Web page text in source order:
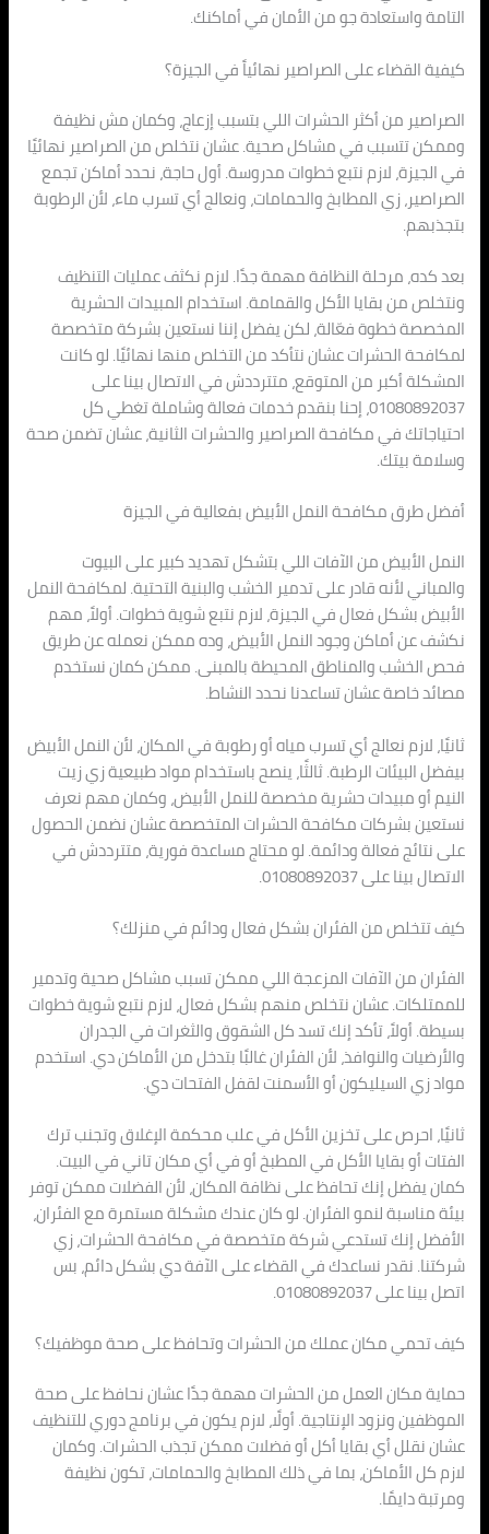
التامة واستعادة جو من الأمان في أماكنك.
كيفية القضاء على الصراصير نهائياً في الجيزة؟
الصراصير من أكثر الحشرات اللي بتسبب إزعاج، وكمان مش نظيفة
وممكن تتسبب في مشاكل صحية. عشان نتخلص من الصراصير نهائيًا
في الجيزة، لازم نتبع خطوات مدروسة. أول حاجة، نحدد أماكن تجمع
الصراصير، زي المطابخ والحمامات، ونعالج أي تسرب ماء، لأن الرطوبة
بتجذبهم.
بعد كده، مرحلة النظافة مهمة جدًا. لازم نكثف عمليات التنظيف
ونتخلص من بقايا الأكل والقمامة. استخدام المبيدات الحشرية
المخصصة خطوة فعّالة، لكن يفضل إننا نستعين بشركة متخصصة
لمكافحة الحشرات عشان نتأكد من التخلص منها نهائيًا. لو كانت
المشكلة أكبر من المتوقع، متترددش في الاتصال بينا على
01080892037، إحنا بنقدم خدمات فعالة وشاملة تغطي كل
احتياجاتك في مكافحة الصراصير والحشرات الثانية، عشان تضمن صحة
وسلامة بيتك.
أفضل طرق مكافحة النمل الأبيض بفعالية في الجيزة
النمل الأبيض من الآفات اللي بتشكل تهديد كبير على البيوت
والمباني لأنه قادر على تدمير الخشب والبنية التحتية. لمكافحة النمل
الأبيض بشكل فعال في الجيزة، لازم نتبع شوية خطوات. أولاً، مهم
نكشف عن أماكن وجود النمل الأبيض، وده ممكن نعمله عن طريق
فحص الخشب والمناطق المحيطة بالمبنى. ممكن كمان نستخدم
مصائد خاصة عشان تساعدنا نحدد النشاط.
ثانيًا، لازم نعالج أي تسرب مياه أو رطوبة في المكان، لأن النمل الأبيض
بيفضل البيئات الرطبة. ثالثًا، ينصح باستخدام مواد طبيعية زي زيت
النيم أو مبيدات حشرية مخصصة للنمل الأبيض، وكمان مهم نعرف
نستعين بشركات مكافحة الحشرات المتخصصة عشان نضمن الحصول
على نتائج فعالة ودائمة. لو محتاج مساعدة فورية، متترددش في
الاتصال بينا على 01080892037.
كيف تتخلص من الفئران بشكل فعال ودائم في منزلك؟
الفئران من الآفات المزعجة اللي ممكن تسبب مشاكل صحية وتدمير
للممتلكات. عشان نتخلص منهم بشكل فعال، لازم نتبع شوية خطوات
بسيطة. أولاً، تأكد إنك تسد كل الشقوق والثغرات في الجدران
والأرضيات والنوافذ، لأن الفئران غالبًا بتدخل من الأماكن دي. استخدم
مواد زي السيليكون أو الأسمنت لقفل الفتحات دي.
ثانيًا، احرص على تخزين الأكل في علب محكمة الإغلاق وتجنب ترك
الفتات أو بقايا الأكل في المطبخ أو في أي مكان تاني في البيت.
كمان يفضل إنك تحافظ على نظافة المكان، لأن الفضلات ممكن توفر
بيئة مناسبة لنمو الفئران. لو كان عندك مشكلة مستمرة مع الفئران،
الأفضل إنك تستدعي شركة متخصصة في مكافحة الحشرات، زي
شركتنا. نقدر نساعدك في القضاء على الآفة دي بشكل دائم، بس
اتصل بينا على 01080892037.
كيف تحمي مكان عملك من الحشرات وتحافظ على صحة موظفيك؟
حماية مكان العمل من الحشرات مهمة جدًا عشان نحافظ على صحة
الموظفين ونزود الإنتاجية. أولًا، لازم يكون في برنامج دوري للتنظيف
عشان نقلل أي بقايا أكل أو فضلات ممكن تجذب الحشرات. وكمان
لازم كل الأماكن، بما في ذلك المطابخ والحمامات، تكون نظيفة
ومرتبة دايمًا.